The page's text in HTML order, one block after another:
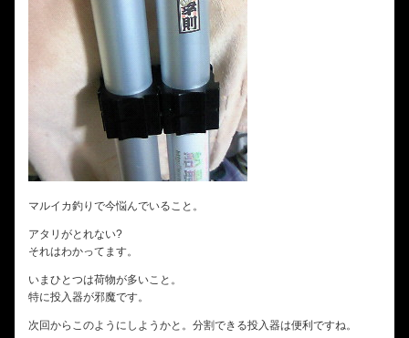
マルイカ釣りで今悩んでいること。
アタリがとれない?
それはわかってます。
いまひとつは荷物が多いこと。
特に投入器が邪魔です。
次回からこのようにしようかと。分割できる投入器は便利ですね。